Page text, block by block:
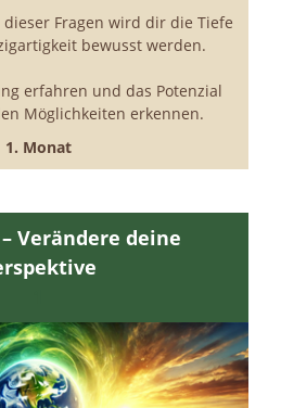
Fragen wird dir die Tiefe
bewusst werden.
erfahren und das Potenzial
Möglichkeiten erkennen.
1. Monat
Verändere deine